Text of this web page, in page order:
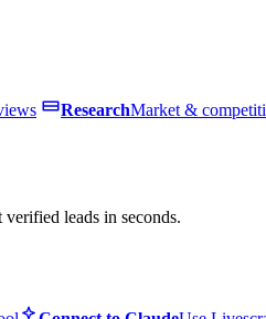
ResearchMarket &
leads in seconds.